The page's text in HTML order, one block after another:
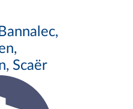
Scaër